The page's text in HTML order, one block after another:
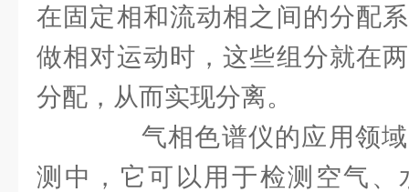
在固定相和流动相之间的分配
做相对运动时，这些组分就在
分配，从而实现分离。
气相色谱仪的应用领域
测中，它可以用于检测空气、